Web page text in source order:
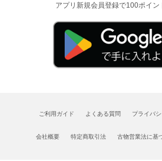
アプリ新規会員登録で100ポイン
ご利用ガイド よくある質問 プライバ
会社概要 特定商取引法 古物営業法に基